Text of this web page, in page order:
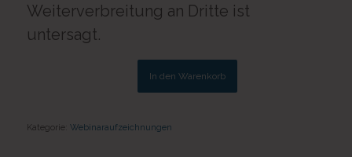
Weiterverbreitung an Dritte ist
untersagt.
In den Warenkorb
Kategorie: Webinaraufzeichnungen